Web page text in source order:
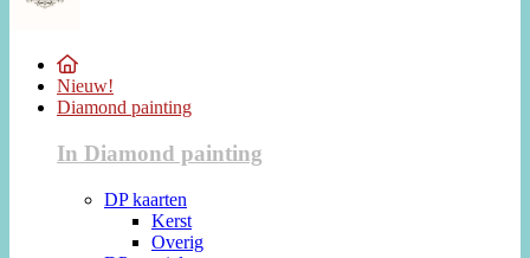
Nieuw!
Diamond painting
In Diamond painting
DP kaarten
Kerst
Overig